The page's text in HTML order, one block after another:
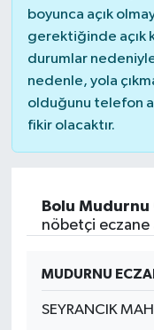
boyunca açık
gerektiğinde açık
durumlar
nedenle, yola
olduğunu telefon
fikir olacaktır.
Bolu Mudurnu
nöbetçi eczane
MUDURNU
SEYRANCIK